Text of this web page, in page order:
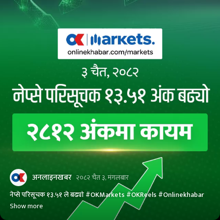
अनलाइनखबर २०८२ चैत ३, मंगलबार
नेप्से परिसूचक १३.५१ ले बढ्यो #OKMarkets #OKReels #Onlinekhabar
Show more